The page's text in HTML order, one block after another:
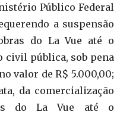
Público Federal
a suspensão
do La Vue até o
civil pública, sob pena
valor de R$ 5.000,00;
da comercialização
do La Vue até o